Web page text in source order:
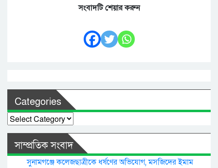
সংবাদটি শেয়ার করুন
Categories
Categories
সাম্প্রতিক সংবাদ
সুনামগঞ্জে কলেজছাত্রীকে ধর্ষণের অভিযোগ, মসজিদের ইমাম